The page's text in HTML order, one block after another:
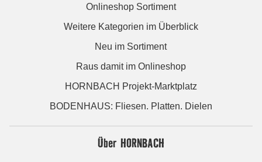
Onlineshop Sortiment
Weitere Kategorien im Überblick
Neu im Sortiment
Raus damit im Onlineshop
HORNBACH Projekt-Marktplatz
BODENHAUS: Fliesen. Platten. Dielen
Über HORNBACH